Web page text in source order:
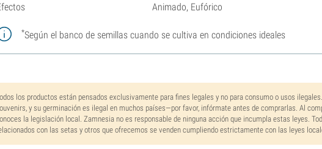
Animado, Eufórico
*Según el banco de semillas cuando se cultiva en condiciones ideales
los productos están pensados exclusivamente para fines legales y no para consumo o usos
y su germinación es ilegal en muchos países—por favor, infórmate antes de comprarlas. Al
la legislación local. Zamnesia no es responsable de ninguna acción que incumpla estas leyes.
con las setas y otros que ofrecemos se venden cumpliendo estrictamente con las leyes